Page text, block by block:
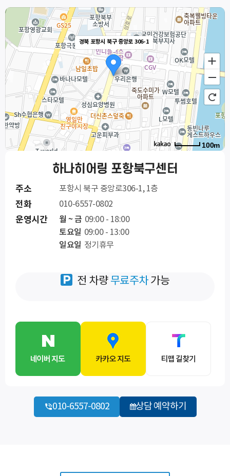
경북 포항시 북구 중앙로 306-1
100m
하나히어링 포항북구센터
주소 포항시 북구 중앙로306-1, 1층
전화 010-6557-0802
운영시간 월 ~ 금 09:00 - 18:00
토요일 09:00 - 13:00
일요일 정기휴무
전 차량 무료주차가능
010-6557-0802 상담 예약하기